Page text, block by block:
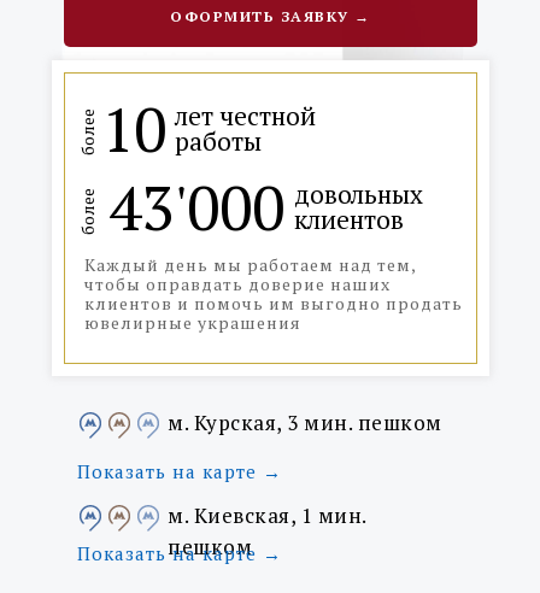
м. Курская, 3 мин. пешком
м. Киевская, 1 мин.
пешком
Показать на карте →
Показать на карте →
ОФОРМИТЬ ЗАЯВКУ →
10
Каждый день мы работаем над тем,
чтобы оправдать доверие наших
клиентов и помочь им выгодно продать
ювелирные украшения
лет честной
работы
43'000
более довольных
клиентов
более